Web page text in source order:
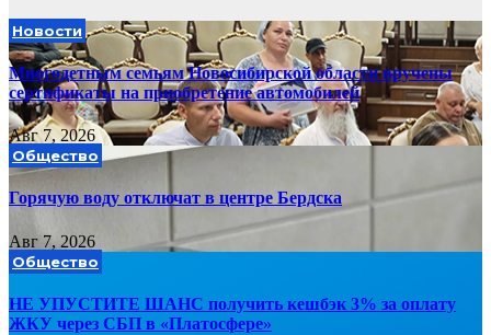
Новости
Многодетным семьям Новосибирской области вручены
сертификаты на приобретение автомобилей
Авг 7, 2026
Общество
Горячую воду отключат в центре Бердска
Авг 7, 2026
Общество
НЕ УПУСТИТЕ ШАНС получить кешбэк 3% за оплату
ЖКУ через СБП в «Платосфере»